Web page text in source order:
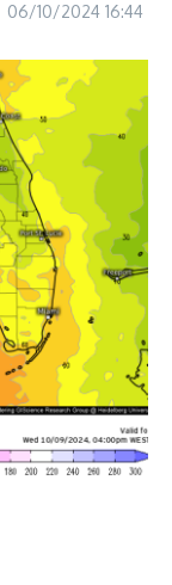
06/10/2024 16:44